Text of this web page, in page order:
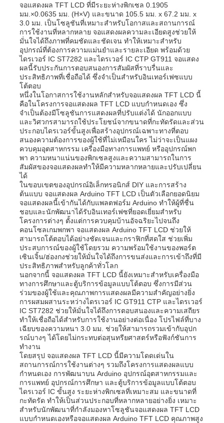
จอแสดงผล TFT LCD ที่มีระยะห่างพิกเซล 0.1905
มม.×0.0635 มม. (H×V) และขนาด 105.5 มม. x 67.2 มม. x
3.0 มม. เป็นโซลูชันที่เหมาะสำหรับโอกาสและสถานการณ์
การใช้งานที่หลากหลาย จอแสดงผลความละเอียดสูงช่วยให้
มั่นใจได้ถึงภาพที่คมชัดและชัดเจน ทำให้เหมาะสำหรับ
อุปกรณ์ที่ต้องการความแม่นยำและรายละเอียด พร้อมด้วย
ไดรเวอร์ IC ST7282 และไดรเวอร์ IC CTP GT911 จอแสดง
ผลนี้รับประกันการตอบสนองการสัมผัสที่ราบรื่นและ
ประสิทธิภาพที่เชื่อถือได้ ซึ่งจำเป็นสำหรับอินเทอร์เฟซแบบ
โต้ตอบ
หนึ่งในโอกาสการใช้งานหลักสำหรับจอแสดงผล TFT LCD นี้
คือในโครงการจอแสดงผล TFT LCD แบบกำหนดเอง ซึ่ง
จำเป็นต้องมีโซลูชันการแสดงผลที่ปรับแต่งได้ นักออกแบบ
และวิศวกรสามารถใช้ประโยชน์จากขนาดที่กะทัดรัดและส่วน
ประกอบไดรเวอร์ขั้นสูงเพื่อสร้างอุปกรณ์เฉพาะทางที่ตอบ
สนองความต้องการของผู้ใช้ที่ไม่เหมือนใคร ไม่ว่าจะเป็นแผง
ควบคุมอุตสาหกรรม เครื่องมือทางการแพทย์ หรืออุปกรณ์พก
พา ความหนาแน่นของพิกเซลสูงและความสามารถในการ
สัมผัสของจอแสดงผลทำให้มีความหลากหลายและปรับเปลี่ยน
ได้
ในขอบเขตของอุปกรณ์อิเล็กทรอนิกส์ DIY และการสร้าง
ต้นแบบ จอแสดงผล Arduino TFT LCD เป็นตัวเลือกยอดนิยม
จอแสดงผลนี้เข้ากันได้กับแพลตฟอร์ม Arduino ทำให้ผู้ที่ชื่น
ชอบและนักพัฒนาได้รับอินเทอร์เฟซที่ยอดเยี่ยมสำหรับ
โครงการต่างๆ ตั้งแต่การควบคุมบ้านอัจฉริยะไปจนถึง
คอนโซลเกมพกพา จอแสดงผล Arduino TFT LCD ช่วยให้
สามารถโต้ตอบได้อย่างชัดเจนและกราฟิกที่สดใส ช่วยเพิ่ม
ประสบการณ์ของผู้ใช้โดยรวม ความพร้อมใช้งานของพอร์ต
เซินเจิ้น/ฮ่องกงช่วยให้มั่นใจได้ถึงการขนส่งและการเข้าถึงที่มี
ประสิทธิภาพสำหรับลูกค้าทั่วโลก
นอกจากนี้ จอแสดงผล TFT LCD นี้ยังเหมาะสำหรับเครื่องมือ
ทางการศึกษาและตู้บริการข้อมูลแบบโต้ตอบ ซึ่งการมีส่วน
ร่วมของผู้ใช้และคุณภาพการแสดงผลมีความสำคัญอย่างยิ่ง
การผสมผสานระหว่างไดรเวอร์ IC GT911 CTP และไดรเวอร์
IC ST7282 ช่วยให้มั่นใจได้ถึงการตอบสนองและความเสถียร
ทำให้เชื่อถือได้สำหรับการใช้งานอย่างต่อเนื่อง โปรไฟล์ที่บาง
เฉียบของความหนา 3.0 มม. ช่วยให้สามารถรวมเข้ากับอุปก
รณ์บางๆ ได้โดยไม่กระทบต่อสุนทรียศาสตร์หรือฟังก์ชันการ
ทำงาน
โดยสรุป จอแสดงผล TFT LCD นี้มีความโดดเด่นใน
สถานการณ์การใช้งานต่างๆ รวมถึงโครงการแสดงผลแบบ
กำหนดเอง การพัฒนาบน Arduino อุปกรณ์อุตสาหกรรมและ
การแพทย์ อุปกรณ์การศึกษา และตู้บริการข้อมูลแบบโต้ตอบ
ไดรเวอร์ IC ขั้นสูง ระยะห่างพิกเซลที่เหมาะสม และขนาดที่
กะทัดรัด ทำให้เป็นส่วนประกอบที่หลากหลายอย่างยิ่ง เหมาะ
สำหรับนักพัฒนาที่กำลังมองหาโซลูชันจอแสดงผล TFT LCD
แบบกำหนดเองหรือจอแสดงผล Arduino TFT LCD คุณภาพสูง